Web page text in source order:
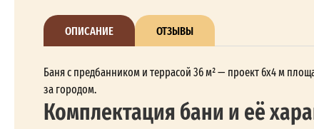
ОПИСАНИЕ ОТЗЫВЫ
Баня с предбанником и террасой 36 м² — проект 6x4 м
за городом.
Комплектация бани и её